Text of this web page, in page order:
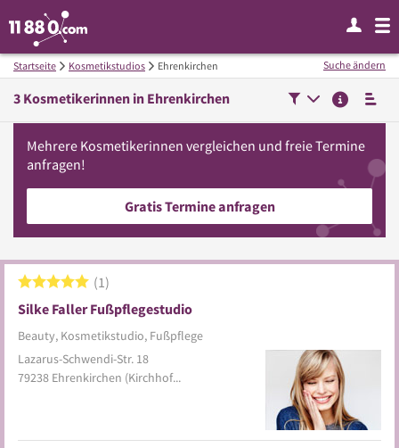
Startseite Kosmetikstudios Ehrenkirchen
3 Kosmetikerinnen in Ehrenkirchen
Suche ändern
Mehrere Kosmetikerinnen vergleichen und freie Termine
anfragen!
Gratis Termine anfragen
Silke Faller Fußpflegestudio
Beauty, Kosmetikstudio, Fußpflege
1
Lazarus-Schwendi-Str. 18
79238 Ehrenkirchen (Kirchhofen)